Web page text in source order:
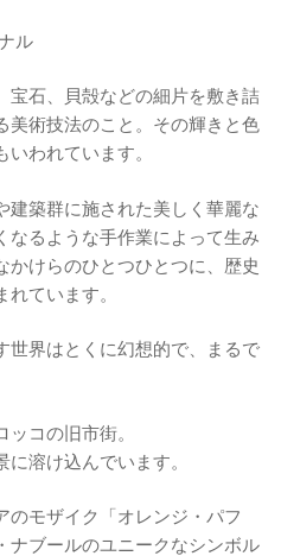
ル
宝石、貝殻などの細片を敷き詰
美術技法のこと。その輝きと色
われています。
建築群に施された美しく華麗な
なるような手作業によって生み
かけらのひとつひとつに、歴史
ています。
世界はとくに幻想的で、まるで
コの旧市街。
溶け込んでいます。
のモザイク「オレンジ・パフ
ブールのユニークなシンボル